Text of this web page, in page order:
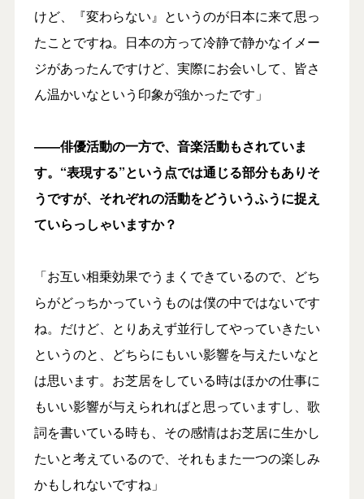
けど、『変わらない』というのが日本に来て思っ
たことですね。日本の方って冷静で静かなイメー
ジがあったんですけど、実際にお会いして、皆さ
ん温かいなという印象が強かったです」
――俳優活動の一方で、音楽活動もされていま
す。“表現する”という点では通じる部分もありそ
うですが、それぞれの活動をどういうふうに捉え
ていらっしゃいますか？
「お互い相乗効果でうまくできているので、どち
らがどっちかっていうものは僕の中ではないです
ね。だけど、とりあえず並行してやっていきたい
というのと、どちらにもいい影響を与えたいなと
は思います。お芝居をしている時はほかの仕事に
もいい影響が与えられればと思っていますし、歌
詞を書いている時も、その感情はお芝居に生かし
たいと考えているので、それもまた一つの楽しみ
かもしれないですね」